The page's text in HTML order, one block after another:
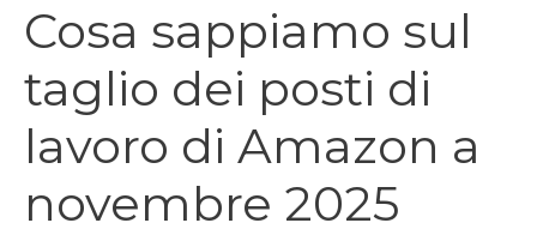
Cosa sappiamo sul
taglio dei posti di
lavoro di Amazon a
novembre 2025